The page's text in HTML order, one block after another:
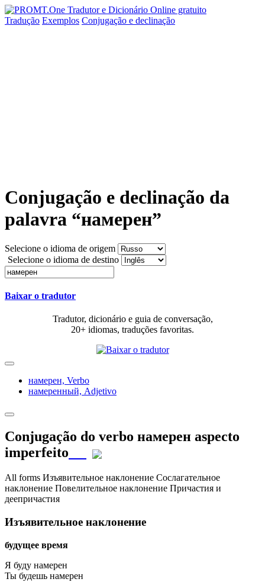
Tradução Exemplos Conjugação e declinação
Conjugação e declinação da
palavra “намерен”
Selecione o idioma de origem
Selecione o idioma de destino
Baixar o tradutor
Tradutor, dicionário e guia de conversação,
20+ idiomas, traduções favoritas.
намерен, Verbo
намеренный, Adjetivo
Conjugação do verbo намерен aspecto
imperfeito
All forms Изъявительное наклонение Сослагательное
наклонение Повелительное наклонение Причастия и
деепричастия
Изъявительное наклонение
будущее время
Я буду намерен
Ты будешь намерен